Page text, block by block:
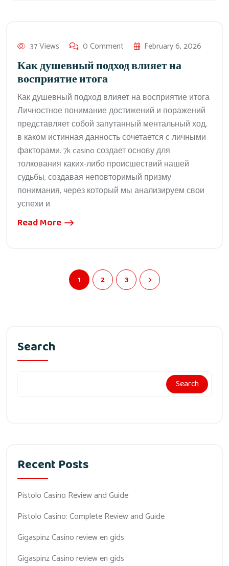
37 Views 0 Comment February 6, 2026
Как душевный подход влияет на
восприятие итога
Как душевный подход влияет на восприятие итога
Личностное понимание достижений и поражений
представляет собой запутанный ментальный ход,
в каком истинная данность сочетается с личными
факторами. 7k casino создает основу для
толкования каких-либо происшествий нашей
судьбы, создавая неповторимый призму
понимания, через который мы анализируем свои
успехи и
Read More
1 2 3
Search
Search
Recent Posts
Pistolo Casino Review and Guide
Pistolo Casino: Complete Review and Guide
Gigaspinz Casino review en gids
Gigaspinz Casino review en gids